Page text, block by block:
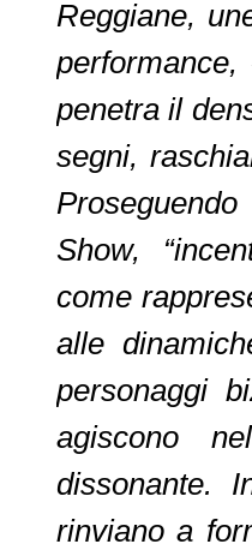
Reggiane,
penetra il
segni,
Show,
come
alle
personaggi
agiscono
dissonante.
rinviano a